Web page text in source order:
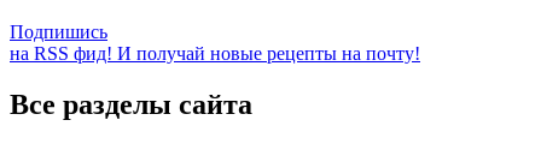
Подпишись
на RSS фид! И получай новые рецепты на почту!
Все разделы сайта